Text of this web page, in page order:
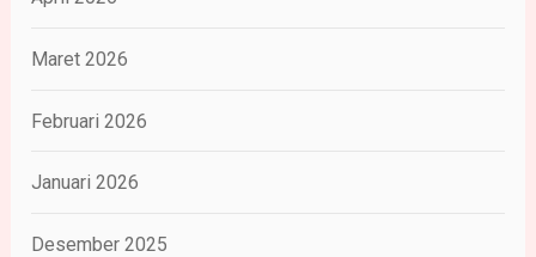
Maret 2026
Februari 2026
Januari 2026
Desember 2025